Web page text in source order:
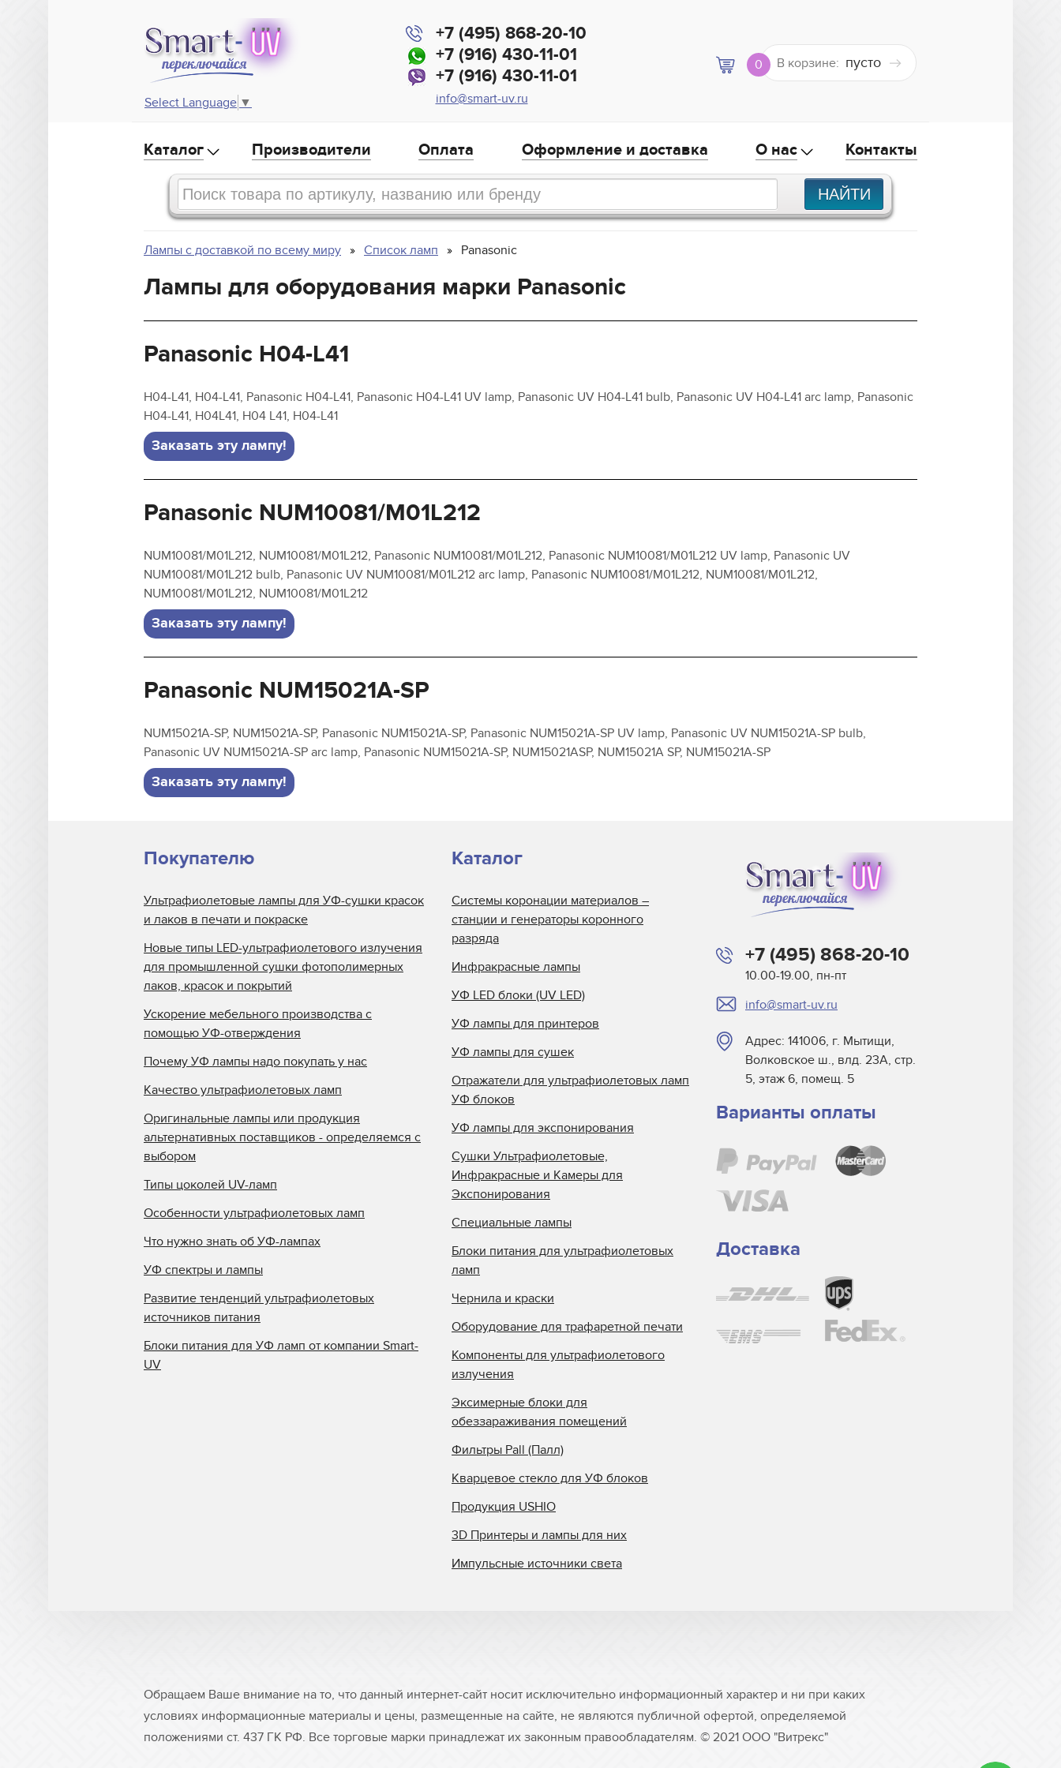
Select Language ▼
+7 (495) 868-20-10
+7 (916) 430-11-01
+7 (916) 430-11-01
info@smart-uv.ru
0 В корзине: пусто
Каталог Производители Оплата Оформление и доставка О нас Контакты
Лампы с доставкой по всему миру Список ламп Panasonic
Лампы для оборудования марки Panasonic
Panasonic H04-L41
H04-L41, H04-L41, Panasonic H04-L41, Panasonic H04-L41 UV lamp, Panasonic UV H04-L41 bulb, Panasonic UV H04-L41 arc lamp, Panasonic
H04-L41, H04L41, H04 L41, H04-L41
Заказать эту лампу!
Panasonic NUM10081/M01L212
NUM10081/M01L212, NUM10081/M01L212, Panasonic NUM10081/M01L212, Panasonic NUM10081/M01L212 UV lamp, Panasonic UV
NUM10081/M01L212 bulb, Panasonic UV NUM10081/M01L212 arc lamp, Panasonic NUM10081/M01L212, NUM10081/M01L212,
NUM10081/M01L212, NUM10081/M01L212
Заказать эту лампу!
Panasonic NUM15021A-SP
NUM15021A-SP, NUM15021A-SP, Panasonic NUM15021A-SP, Panasonic NUM15021A-SP UV lamp, Panasonic UV NUM15021A-SP bulb,
Panasonic UV NUM15021A-SP arc lamp, Panasonic NUM15021A-SP, NUM15021ASP, NUM15021A SP, NUM15021A-SP
Заказать эту лампу!
+7 (495) 868-20-10
10.00-19.00, пн-пт
info@smart-uv.ru
Адрес: 141006, г. Мытищи,
Волковское ш., влд. 23А, стр.
5, этаж 6, помещ. 5
Варианты оплаты
Доставка
Покупателю
Ультрафиолетовые лампы для УФ-сушки красок
и лаков в печати и покраске
Новые типы LED-ультрафиолетового излучения
для промышленной сушки фотополимерных
лаков, красок и покрытий
Ускорение мебельного производства с
помощью УФ-отверждения
Почему УФ лампы надо покупать у нас
Качество ультрафиолетовых ламп
Оригинальные лампы или продукция
альтернативных поставщиков - определяемся с
выбором
Типы цоколей UV-ламп
Особенности ультрафиолетовых ламп
Что нужно знать об УФ-лампах
УФ спектры и лампы
Развитие тенденций ультрафиолетовых
источников питания
Блоки питания для УФ ламп от компании Smart-
UV
Каталог
Системы коронации материалов –
станции и генераторы коронного
разряда
Инфракрасные лампы
УФ LED блоки (UV LED)
УФ лампы для принтеров
УФ лампы для сушек
Отражатели для ультрафиолетовых ламп
УФ блоков
УФ лампы для экспонирования
Сушки Ультрафиолетовые,
Инфракрасные и Камеры для
Экспонирования
Специальные лампы
Блоки питания для ультрафиолетовых
ламп
Чернила и краски
Оборудование для трафаретной печати
Компоненты для ультрафиолетового
излучения
Эксимерные блоки для
обеззараживания помещений
Фильтры Pall (Палл)
Кварцевое стекло для УФ блоков
Продукция USHIO
3D Принтеры и лампы для них
Импульсные источники света
Обращаем Ваше внимание на то, что данный интернет-сайт носит исключительно информационный характер и ни при каких
условиях информационные материалы и цены, размещенные на сайте, не являются публичной офертой, определяемой
положениями ст. 437 ГК РФ. Все торговые марки принадлежат их законным правообладателям. © 2021 ООО "Витрекс"